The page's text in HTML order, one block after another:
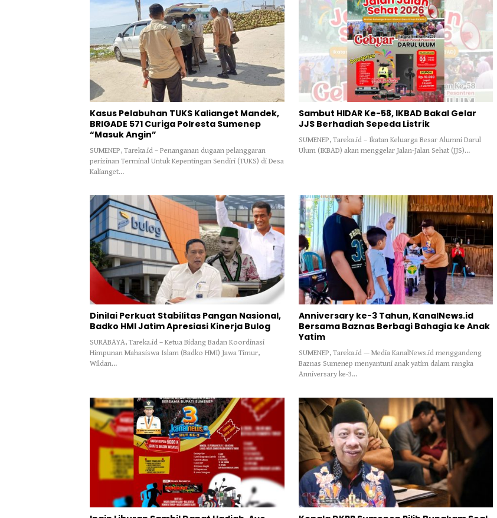
Kasus Pelabuhan TUKS Kalianget Mandek,
BRIGADE 571 Curiga Polresta Sumenep
“Masuk Angin”
SUMENEP, Tareka.id – Penanganan dugaan pelanggaran
perizinan Terminal Untuk Kepentingan Sendiri (TUKS) di Desa
Kalianget…
Sambut HIDAR Ke-58, IKBAD Bakal Gelar
JJS Berhadiah Sepeda Listrik
SUMENEP, Tareka.id – Ikatan Keluarga Besar Alumni Darul
Ulum (IKBAD) akan menggelar Jalan-Jalan Sehat (JJS)…
Dinilai Perkuat Stabilitas Pangan Nasional,
Badko HMI Jatim Apresiasi Kinerja Bulog
SURABAYA, Tareka.id – Ketua Bidang Badan Koordinasi
Himpunan Mahasiswa Islam (Badko HMI) Jawa Timur,
Wildan…
Anniversary ke-3 Tahun, KanalNews.id
Bersama Baznas Berbagi Bahagia ke Anak
Yatim
SUMENEP, Tareka.id — Media KanalNews.id menggandeng
Baznas Sumenep menyantuni anak yatim dalam rangka
Anniversary ke-3…